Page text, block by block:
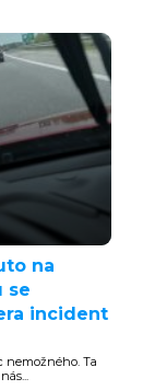
na
se
incident
Ta